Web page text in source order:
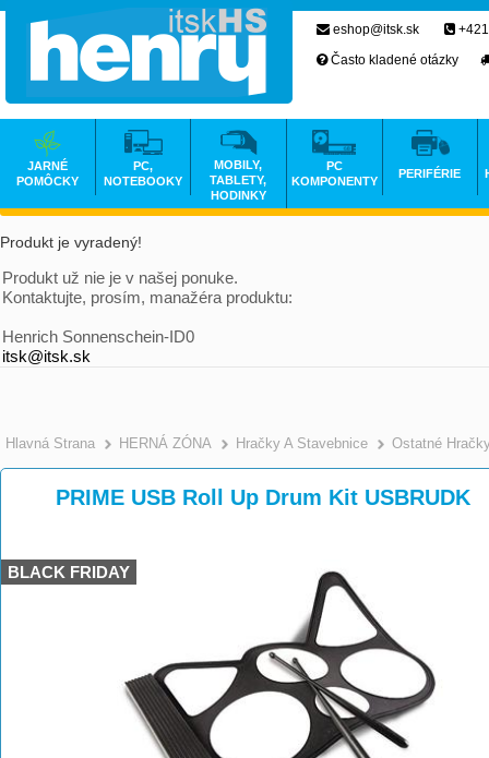
Produkt je vyradený!
Produkt už nie je v našej ponuke.
Kontaktujte, prosím, manažéra produktu:
Henrich Sonnenschein-ID0
itsk@itsk.sk
Hlavná Strana >
HERNÁ ZÓNA >
Hračky A Stavebnice Ostatné
PRIME USB Roll Up Drum Kit USBRUDK
BLACK FRIDAY
eshop@itsk.sk
Často kladené otázky
JARNÉ
POMÔCKY
PC,
NOTEBOOKY
MOBILY,
TABLETY,
HODINKY
PC
KOMPONENTY
PERIFÉRIE